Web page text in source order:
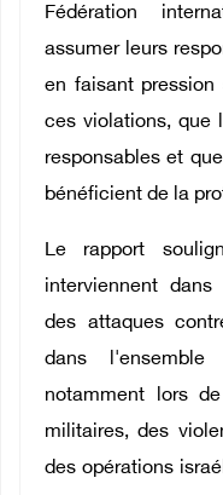
Fédération
assumer leurs
en faisant
ces violations, que
responsables et
bénéficient de la
Le rapport
interviennent
des attaques
dans l'ensemble
notamment lors
militaires, des
des opérations